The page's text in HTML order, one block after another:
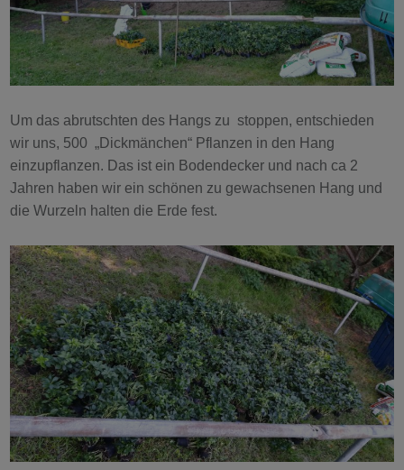
Um das abrutschten des Hangs zu stoppen, entschieden
wir uns, 500 „Dickmänchen“ Pflanzen in den Hang
einzupflanzen. Das ist ein Bodendecker und nach ca 2
Jahren haben wir ein schönen zu gewachsenen Hang und
die Wurzeln halten die Erde fest.